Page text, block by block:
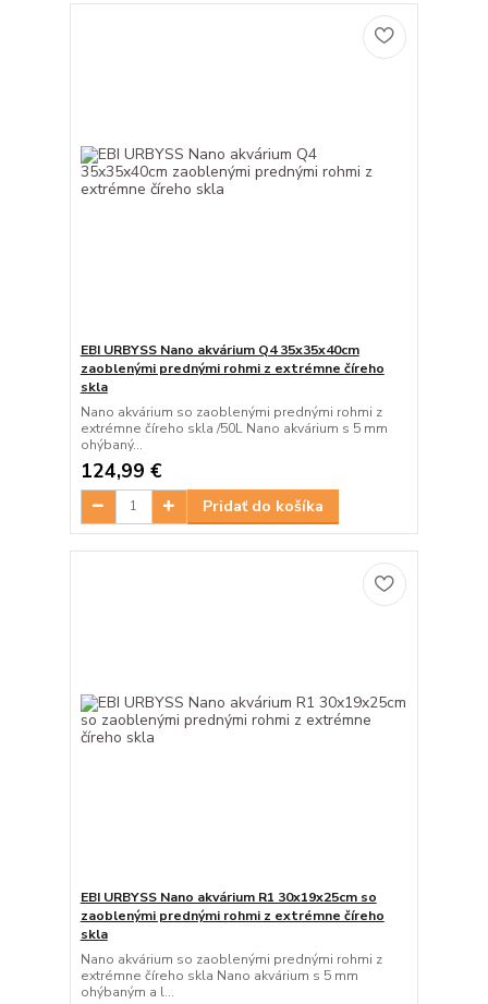
EBI URBYSS Nano akvárium Q4 35x35x40cm
zaoblenými prednými rohmi z extrémne číreho
skla
Nano akvárium so zaoblenými prednými rohmi z
extrémne číreho skla /50L Nano akvárium s 5 mm
ohýbaný...
124,99 €
Pridať do košíka
EBI URBYSS Nano akvárium R1 30x19x25cm so
zaoblenými prednými rohmi z extrémne číreho
skla
Nano akvárium so zaoblenými prednými rohmi z
extrémne číreho skla Nano akvárium s 5 mm
ohýbaným a l...